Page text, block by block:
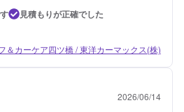
見積もりが正確でした
＆カーケア四ツ橋 / 東洋カーマックス(株)
2026/06/14